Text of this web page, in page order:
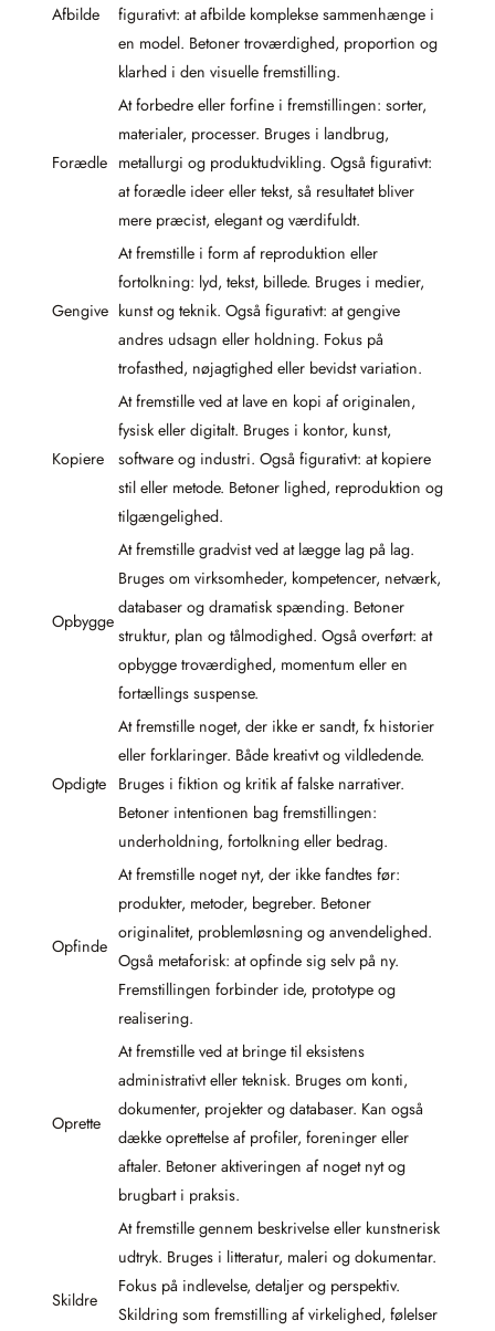
Afbilde
figurativt: at afbilde komplekse sammenhænge i
en model. Betoner troværdighed, proportion og
klarhed i den visuelle fremstilling.
Forædle
At forbedre eller forfine i fremstillingen: sorter,
materialer, processer. Bruges i landbrug,
metallurgi og produktudvikling. Også figurativt:
at forædle ideer eller tekst, så resultatet bliver
mere præcist, elegant og værdifuldt.
Gengive
At fremstille i form af reproduktion eller
fortolkning: lyd, tekst, billede. Bruges i medier,
kunst og teknik. Også figurativt: at gengive
andres udsagn eller holdning. Fokus på
trofasthed, nøjagtighed eller bevidst variation.
Kopiere
At fremstille ved at lave en kopi af originalen,
fysisk eller digitalt. Bruges i kontor, kunst,
software og industri. Også figurativt: at kopiere
stil eller metode. Betoner lighed, reproduktion og
tilgængelighed.
Opbygge
At fremstille gradvist ved at lægge lag på lag.
Bruges om virksomheder, kompetencer, netværk,
databaser og dramatisk spænding. Betoner
struktur, plan og tålmodighed. Også overført: at
opbygge troværdighed, momentum eller en
fortællings suspense.
Opdigte
At fremstille noget, der ikke er sandt, fx historier
eller forklaringer. Både kreativt og vildledende.
Bruges i fiktion og kritik af falske narrativer.
Betoner intentionen bag fremstillingen:
underholdning, fortolkning eller bedrag.
Opfinde
At fremstille noget nyt, der ikke fandtes før:
produkter, metoder, begreber. Betoner
originalitet, problemløsning og anvendelighed.
Også metaforisk: at opfinde sig selv på ny.
Fremstillingen forbinder ide, prototype og
realisering.
Oprette
At fremstille ved at bringe til eksistens
administrativt eller teknisk. Bruges om konti,
dokumenter, projekter og databaser. Kan også
dække oprettelse af profiler, foreninger eller
aftaler. Betoner aktiveringen af noget nyt og
brugbart i praksis.
Skildre
At fremstille gennem beskrivelse eller kunstnerisk
udtryk. Bruges i litteratur, maleri og dokumentar.
Fokus på indlevelse, detaljer og perspektiv.
Skildring som fremstilling af virkelighed, følelser